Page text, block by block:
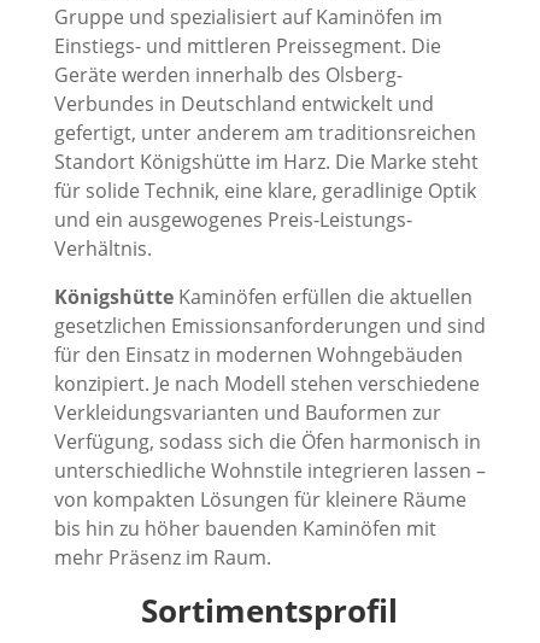
Gruppe und spezialisiert auf Kaminöfen im
Einstiegs- und mittleren Preissegment. Die
Geräte werden innerhalb des Olsberg-
Verbundes in Deutschland entwickelt und
gefertigt, unter anderem am traditionsreichen
Standort Königshütte im Harz. Die Marke steht
für solide Technik, eine klare, geradlinige Optik
und ein ausgewogenes Preis-Leistungs-
Verhältnis.
KönigshütteKaminöfen erfüllen die aktuellen
gesetzlichen Emissionsanforderungen und sind
für den Einsatz in modernen Wohngebäuden
konzipiert. Je nach Modell stehen verschiedene
Verkleidungsvarianten und Bauformen zur
Verfügung, sodass sich die Öfen harmonisch in
unterschiedliche Wohnstile integrieren lassen –
von kompakten Lösungen für kleinere Räume
bis hin zu höher bauenden Kaminöfen mit
mehr Präsenz im Raum.
Sortimentsprofil